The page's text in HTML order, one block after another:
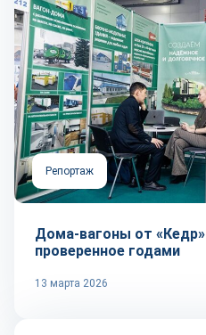
Репортаж
Дома-вагоны от
проверенное годами
13 марта 2026
Репортаж